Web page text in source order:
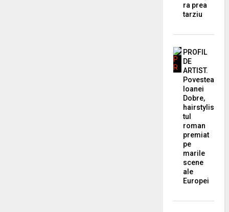
ra prea
tarziu
PROFIL
DE
ARTIST.
Povestea
Ioanei
Dobre,
hairstylis
tul
roman
premiat
pe
marile
scene
ale
Europei